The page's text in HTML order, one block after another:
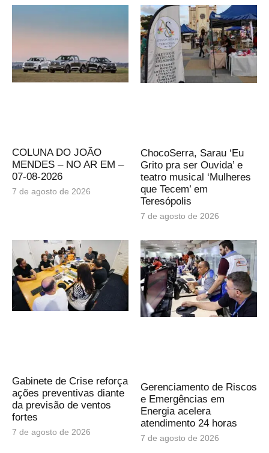
COLUNA DO JOÃO
MENDES – NO AR EM –
07-08-2026
7 de agosto de 2026
ChocoSerra, Sarau ‘Eu
Grito pra ser Ouvida’ e
teatro musical ‘Mulheres
que Tecem’ em
Teresópolis
7 de agosto de 2026
Gabinete de Crise reforça
ações preventivas diante
da previsão de ventos
fortes
7 de agosto de 2026
Gerenciamento de Riscos
e Emergências em
Energia acelera
atendimento 24 horas
7 de agosto de 2026